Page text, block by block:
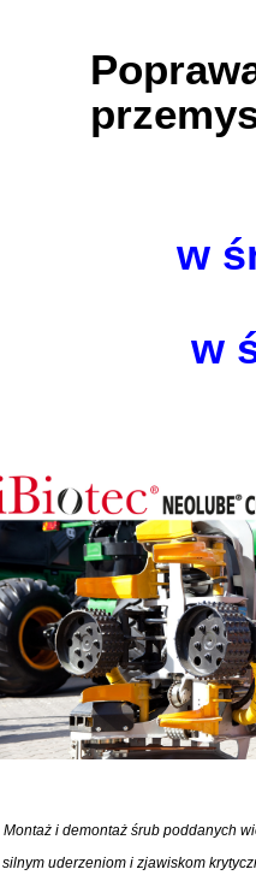
w
w
Montaż i demontaż śrub poddanych
silnym uderzeniom i zjawiskom